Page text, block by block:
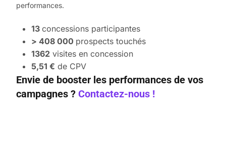
performances.
13 concessions participantes
> 408 000 prospects touchés
1362 visites en concession
5,51 € de CPV
Envie de booster les performances de vos
campagnes ? Contactez-nous !